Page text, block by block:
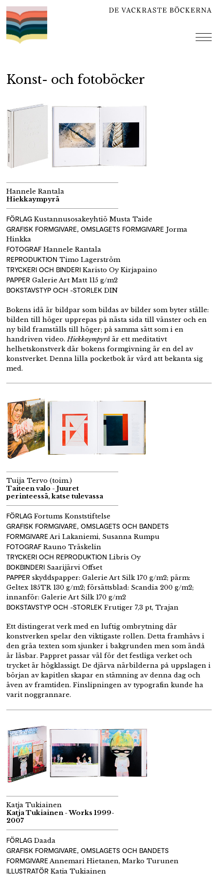
Hoppa
till
innehåll
Konst- och fotoböcker
Hannele Rantala
Hiekkaympyrä
FÖRLAG Kustannusosakeyhtiö Musta Taide
GRAFISK FORMGIVARE, OMSLAGETS FORMGIVARE Jorma
Hinkka
FOTOGRAF Hannele Rantala
REPRODUKTION Timo Lagerström
TRYCKERI OCH BINDERI Karisto Oy Kirjapaino
PAPPER Galerie Art Matt 115 g/m2
BOKSTAVSTYP OCH -STORLEK DIN
Bokens idä är bildpar som bildas av bilder som byter ställe:
bilden till höger upprepas på nästa sida till vänster och en
ny bild framställs till höger; på samma sätt som i en
handriven video.Hiekkaympyrä är ett meditativt
helhetskonstverk där bokens formgivning är en del av
konstverket. Denna lilla pocketbok är värd att bekanta sig
med.
Tuija Tervo (toim.)
Taiteen valo - Juuret
perinteessä, katse tulevassa
FÖRLAG Fortums Konststiftelse
GRAFISK FORMGIVARE, OMSLAGETS OCH BANDETS
FORMGIVAREAri Lakaniemi, Susanna Rumpu
FOTOGRAF Rauno Träskelin
TRYCKERI OCH REPRODUKTION Libris Oy
BOKBINDERI Saarijärvi Offset
PAPPER skyddspapper: Galerie Art Silk 170 g/m2; pärm:
Geltex 185TR 130 g/m2; försättsblad: Scandia 200 g/m2;
innanför: Galerie Art Silk 170 g/m2
BOKSTAVSTYP OCH -STORLEK Frutiger 7,3 pt, Trajan
Ett distingerat verk med en luftig ombrytning där
konstverken spelar den viktigaste rollen. Detta framhävs i
den gräa texten som sjunker i bakgrunden men som ändå
är läsbar. Pappret passar väl för det festliga verket och
trycket är högklassigt. De djärva närbilderna på uppslagen i
början av kapitlen skapar en stämning av denna dag och
även av framtiden. Finslipningen av typografin kunde ha
varit noggrannare.
Katja Tukiainen
Katja Tukiainen - Works 1999-
2007
FÖRLAG Daada
GRAFISK FORMGIVARE, OMSLAGETS OCH BANDETS
FORMGIVAREAnnemari Hietanen, Marko Turunen
ILLUSTRATÖR Katja Tukiainen